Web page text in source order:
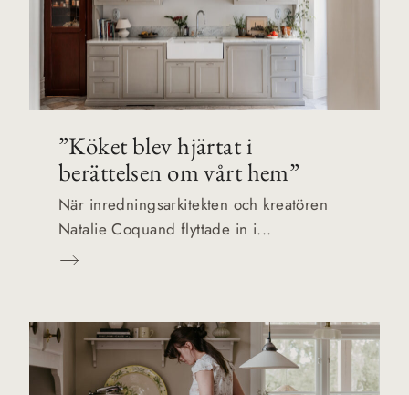
”Köket blev hjärtat i
berättelsen om vårt hem”
När inredningsarkitekten och kreatören
Natalie Coquand flyttade in i...